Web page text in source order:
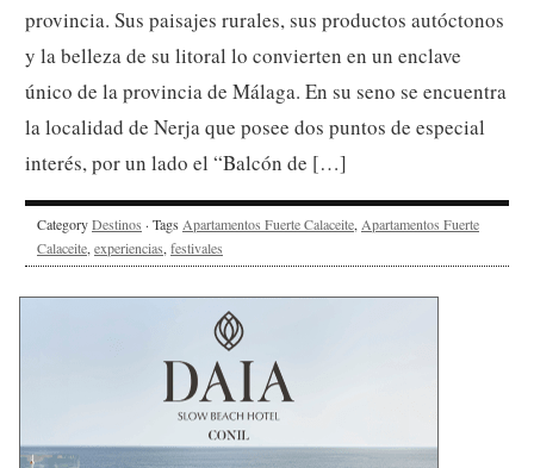
provincia. Sus paisajes rurales, sus productos autóctonos
y la belleza de su litoral lo convierten en un enclave
único de la provincia de Málaga. En su seno se encuentra
la localidad de Nerja que posee dos puntos de especial
interés, por un lado el “Balcón de […]
CategoryDestinos · Tags Apartamentos Fuerte Calaceite,Apartamentos Fuerte
Calaceite,experiencias,festivales